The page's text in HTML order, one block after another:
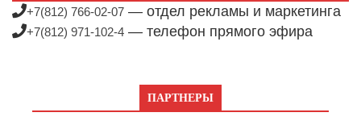
+7(812) 766-02-07 — отдел рекламы и маркетинга
+7(812) 971-102-4 — телефон прямого эфира
ПАРТНЕРЫ